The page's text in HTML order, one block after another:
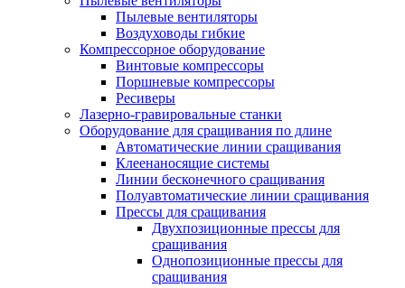
Пылевые вентиляторы
Воздуховоды гибкие
Компрессорное оборудование
Винтовые компрессоры
Поршневые компрессоры
Ресиверы
Лазерно-гравировальные станки
Оборудование для сращивания по длине
Автоматические линии сращивания
Клеенаносящие системы
Линии бесконечного сращивания
Полуавтоматические линии сращивания
Прессы для сращивания
Двухпозиционные прессы для
сращивания
Однопозиционные прессы для
сращивания